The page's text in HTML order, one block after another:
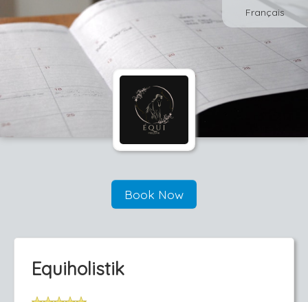
Français
Book Now
Equiholistik